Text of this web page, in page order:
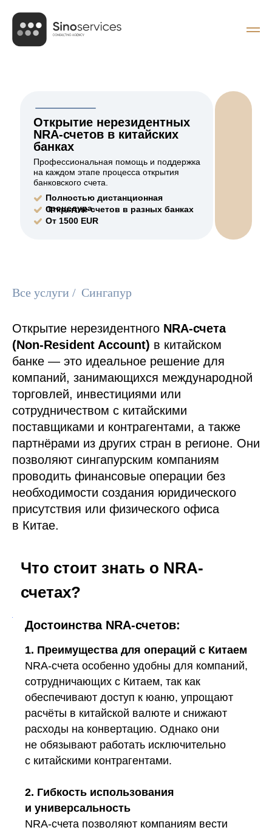
Открытие нерезидентных
NRA-счетов в китайских
банках
Полностью дистанционная
процедура
Открытие счетов в разных банках
От 1500 EUR
Профессиональная помощь и поддержка
на каждом этапе процесса открытия
банковского счета.
Все услуги / Сингапур
Открытие нерезидентного NRA-счета
(Non-Resident Account) в китайском
банке — это идеальное решение для
компаний, занимающихся международной
торговлей, инвестициями или
сотрудничеством с китайскими
поставщиками и контрагентами, а также
партнёрами из других стран в регионе. Они
позволяют сингапурским компаниям
проводить финансовые операции без
необходимости создания юридического
присутствия или физического офиса
в Китае.
Что стоит знать о NRA-
счетах?
Достоинства NRA-счетов:
1. Преимущества для операций с Китаем
NRA-счета особенно удобны для компаний,
сотрудничающих с Китаем, так как
обеспечивают доступ к юаню, упрощают
расчёты в китайской валюте и снижают
расходы на конвертацию. Однако они
не обязывают работать исключительно
с китайскими контрагентами.
2. Гибкость использования
и универсальность
NRA-счета позволяют компаниям вести